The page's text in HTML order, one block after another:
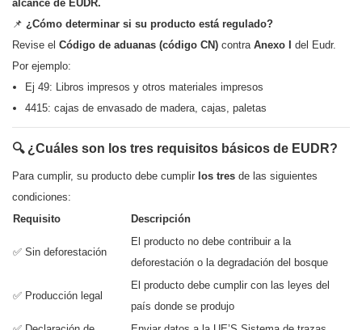
alcance de EUDR.
📌 ¿Cómo determinar si su producto está regulado?
Revise el Código de aduanas (código CN) contra Anexo I del Eudr.
Por ejemplo:
Ej 49: Libros impresos y otros materiales impresos
4415: cajas de envasado de madera, cajas, paletas
🔍 ¿Cuáles son los tres requisitos básicos de EUDR?
Para cumplir, su producto debe cumplir los tres de las siguientes
condiciones:
Requisito
Descripción
✅ Sin deforestación
El producto no debe contribuir a la
deforestación o la degradación del bosque
✅ Producción legal
El producto debe cumplir con las leyes del
país donde se produjo